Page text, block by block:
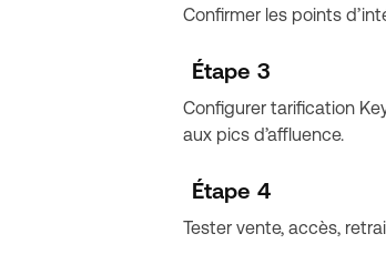
Confirmer les points
Étape 3
Configurer tarification
aux pics d’affluence.
Étape 4
Tester vente, accès,